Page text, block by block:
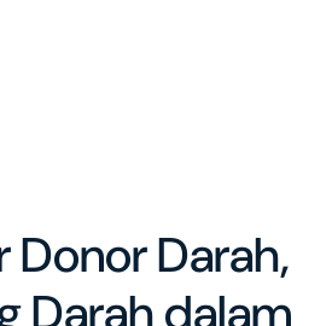
Donor Darah,
Darah dalam